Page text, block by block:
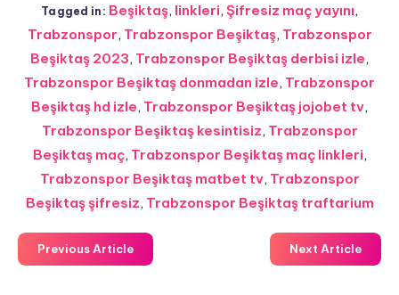
Tagged in: Beşiktaş, linkleri, Şifresiz maç yayını,
Trabzonspor, Trabzonspor Beşiktaş, Trabzonspor
Beşiktaş 2023, Trabzonspor Beşiktaş derbisi izle,
Trabzonspor Beşiktaş donmadan izle, Trabzonspor
Beşiktaş hd izle, Trabzonspor Beşiktaş jojobet tv,
Trabzonspor Beşiktaş kesintisiz, Trabzonspor
Beşiktaş maç, Trabzonspor Beşiktaş maç linkleri,
Trabzonspor Beşiktaş matbet tv, Trabzonspor
Beşiktaş şifresiz, Trabzonspor Beşiktaş traftarium
Previous Article Next Article